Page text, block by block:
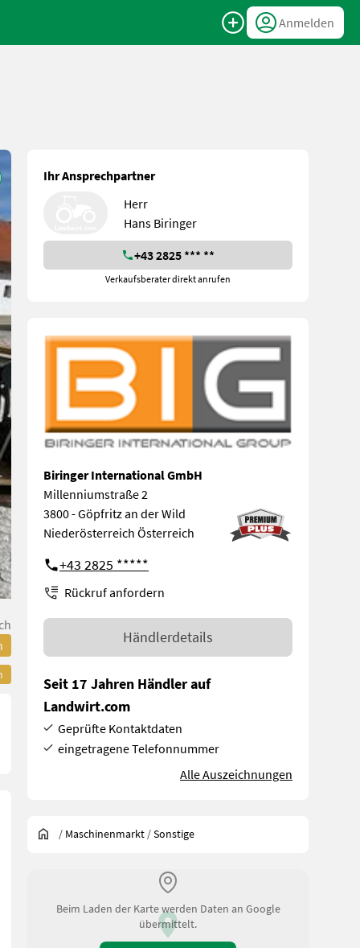
Anmelden
Ihr Ansprechpartner
Herr
Hans Biringer
+43 2825 *** **
Verkaufsberater direkt anrufen
Biringer International GmbH
Millenniumstraße 2
3800 - Göpfritz an der Wild
Niederösterreich Österreich
+43 2825 *****
Rückruf anfordern
Händlerdetails
Seit 17 Jahren Händler auf
Landwirt.com
Geprüfte Kontaktdaten
eingetragene Telefonnummer
Alle Auszeichnungen
/ Maschinenmarkt /Sonstige
Beim Laden der Karte werden Daten an Google
übermittelt.